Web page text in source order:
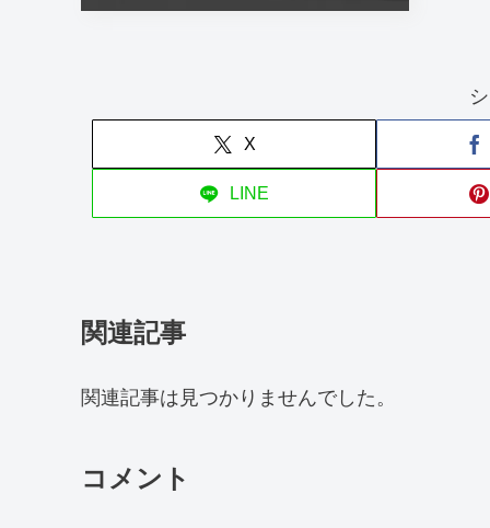
X
LINE
関連記事
関連記事は見つかりませんでした。
コメント